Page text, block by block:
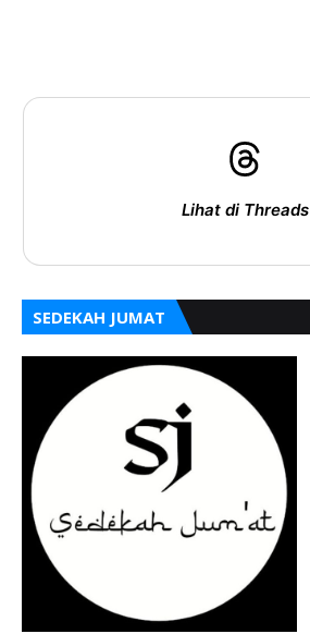
Lihat di Threads
SEDEKAH JUMAT